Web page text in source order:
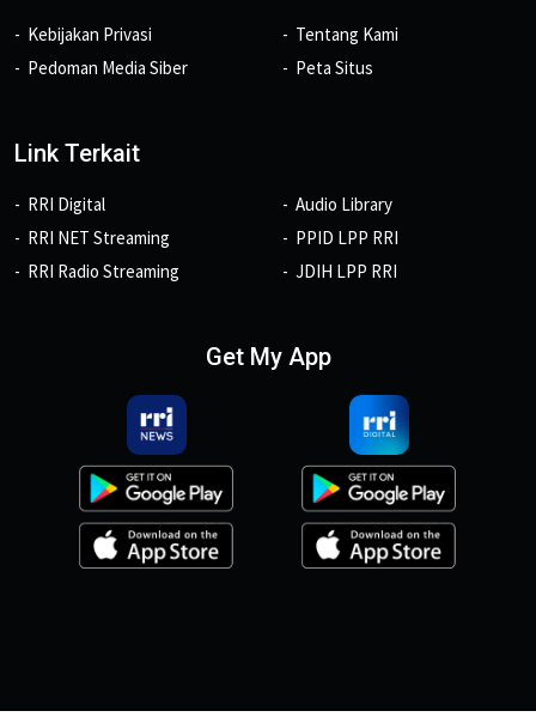
Kebijakan Privasi
Pedoman Media Siber
Tentang Kami
Peta Situs
Link Terkait
RRI Digital
RRI NET Streaming
RRI Radio Streaming
Audio Library
PPID LPP RRI
JDIH LPP RRI
Get My App